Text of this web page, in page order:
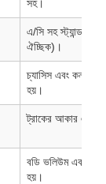
সহ।
এ/সি সহ স্ট্যান্ডার্ড
ঐচ্ছিক)।
চ্যাসিস এবং
হয়।
ট্রাকের আকার এবং
বডি ভলিউম এবং
হয়।